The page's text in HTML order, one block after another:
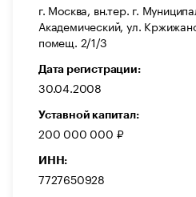
г. Москва, вн.тер. г.
Академический, ул.
помещ. 2/1/3
Дата регистрации:
30.04.2008
Уставной капитал:
200 000 000 ₽
ИНН:
7727650928